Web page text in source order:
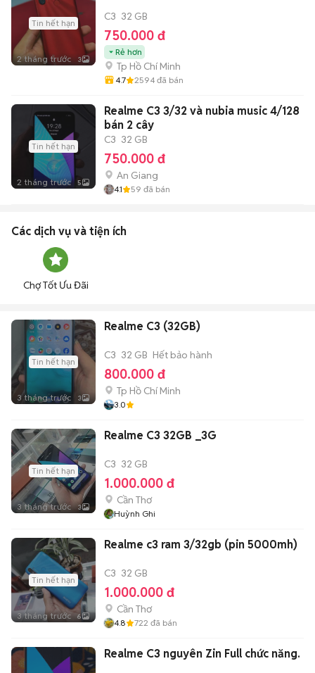
Tin hết hạn
2 tháng trước 3
C3 32 GB
750.000 đ
Rẻ hơn
Tp Hồ Chí Minh
4.7 2594 đã bán
Tin hết hạn
2 tháng trước 5
Realme C3 3/32 và nubia music 4/128
bán 2 cây
C3 32 GB
750.000 đ
An Giang
4.1 59 đã bán
Các dịch vụ và tiện ích
Chợ Tốt Ưu Đãi
Tin hết hạn
3 tháng trước 3
Realme C3 (32GB)
C3 32 GB Hết bảo hành
800.000 đ
Tp Hồ Chí Minh
3.0
Tin hết hạn
3 tháng trước 3
Realme C3 32GB _3G
C3 32 GB
1.000.000 đ
Cần Thơ
Huỳnh Ghi
Tin hết hạn
3 tháng trước 6
Realme c3 ram 3/32gb (pin 5000mh)
C3 32 GB
1.000.000 đ
Cần Thơ
4.8 722 đã bán
Realme C3 nguyên Zin Full chức năng.